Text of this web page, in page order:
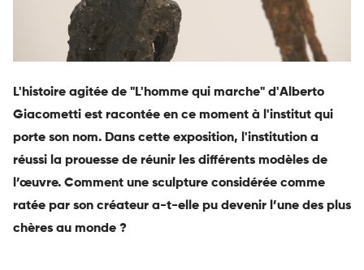
L'histoire agitée de "L'homme qui marche" d'Alberto
Giacometti est racontée en ce moment à l'institut qui
porte son nom. Dans cette exposition, l'institution a
réussi la prouesse de réunir les différents modèles de
l’œuvre. Comment une sculpture considérée comme
ratée par son créateur a-t-elle pu devenir l’une des plus
chères au monde ?